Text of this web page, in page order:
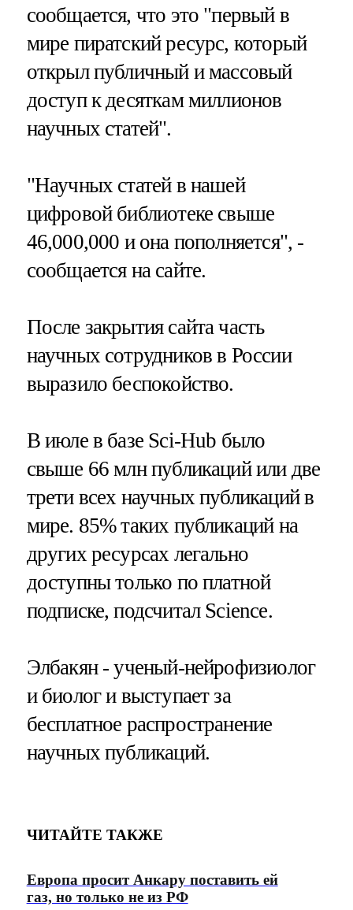
сообщается, что это "первый в
мире пиратский ресурс, который
открыл публичный и массовый
доступ к десяткам миллионов
научных статей".
"Научных статей в нашей
цифровой библиотеке свыше
46,000,000 и она пополняется", -
сообщается на сайте.
После закрытия сайта часть
научных сотрудников в России
выразило беспокойство.
В июле в базе Sci-Hub было
свыше 66 млн публикаций или две
трети всех научных публикаций в
мире. 85% таких публикаций на
других ресурсах легально
доступны только по платной
подписке, подсчитал Science.
Элбакян - ученый-нейрофизиолог
и биолог и выступает за
бесплатное распространение
научных публикаций.
ЧИТАЙТЕ ТАКЖЕ
Европа просит Анкару поставить ей
газ, но только не из РФ